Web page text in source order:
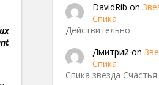
DavidRib on
Спика
Действительно.
Дмитрий on
Спика
Спика звезда Счастья